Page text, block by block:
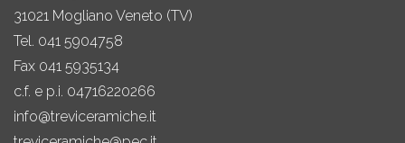
31021 Mogliano Veneto (TV)
Tel. 041 5904758
Fax 041 5935134
c.f. e p.i. 04716220266
info@treviceramiche.it